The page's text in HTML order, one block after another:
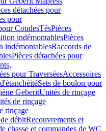
détachées pour
pour
CoudesTésPièces
indémontablesPièces
indémontablesRaccords de
Pièces détachées pour
pour TraverséesAccessoires
Sets de boulon pour
GeberitUnités de rinçage
de rinçage
rinçage
débitRecouvrements et
chasse et commandes de WC